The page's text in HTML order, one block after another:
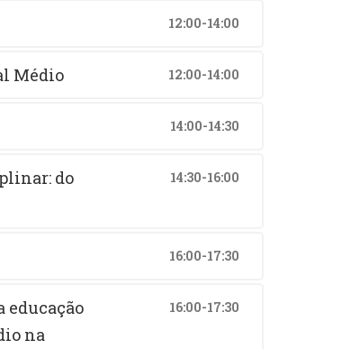
12:00-14:00
Médio 12:00-14:00
14:00-14:30
do
14:30-16:00
16:00-17:30
educação
na
16:00-17:30